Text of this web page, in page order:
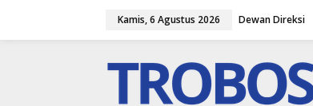
Kamis, 6 Agustus 2026 Dewan Direksi